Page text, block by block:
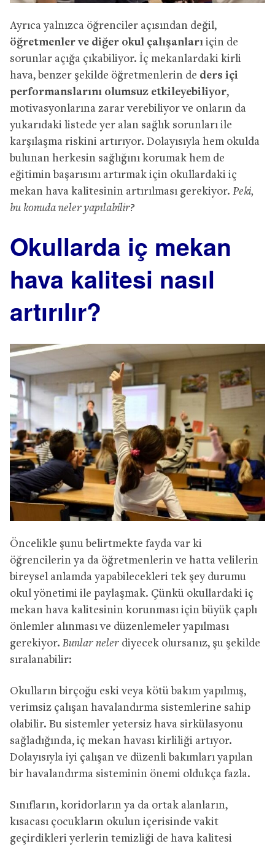
Ayrıca yalnızca öğrenciler açısından değil,
öğretmenler ve diğer okul çalışanları için de
sorunlar açığa çıkabiliyor. İç mekanlardaki kirli
hava, benzer şekilde öğretmenlerin de ders içi
performanslarını olumsuz etkileyebiliyor,
motivasyonlarına zarar verebiliyor ve onların da
yukarıdaki listede yer alan sağlık sorunları ile
karşılaşma riskini artırıyor. Dolayısıyla hem okulda
bulunan herkesin sağlığını korumak hem de
eğitimin başarısını artırmak için okullardaki iç
mekan hava kalitesinin artırılması gerekiyor. Peki,
bu konuda neler yapılabilir?
Okullarda iç mekan
hava kalitesi nasıl
artırılır?
Öncelikle şunu belirtmekte fayda var ki
öğrencilerin ya da öğretmenlerin ve hatta velilerin
bireysel anlamda yapabilecekleri tek şey durumu
okul yönetimi ile paylaşmak. Çünkü okullardaki iç
mekan hava kalitesinin korunması için büyük çaplı
önlemler alınması ve düzenlemeler yapılması
gerekiyor. Bunlar neler diyecek olursanız, şu şekilde
sıralanabilir:
Okulların birçoğu eski veya kötü bakım yapılmış,
verimsiz çalışan havalandırma sistemlerine sahip
olabilir. Bu sistemler yetersiz hava sirkülasyonu
sağladığında, iç mekan havası kirliliği artıyor.
Dolayısıyla iyi çalışan ve düzenli bakımları yapılan
bir havalandırma sisteminin önemi oldukça fazla.
Sınıfların, koridorların ya da ortak alanların,
kısacası çocukların okulun içerisinde vakit
geçirdikleri yerlerin temizliği de hava kalitesi